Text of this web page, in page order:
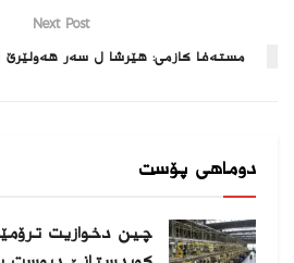
Next Post
مسته‌فا كازمى: هێرشا ل سه‌ر هه‌ولێرێ
دوماهی پۆست
چین دخوازیت